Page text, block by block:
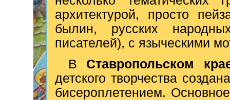
архитектурой, просто
былин, русских
писателей), с языческими
В Ставропольском
детского творчества
бисероплетением.